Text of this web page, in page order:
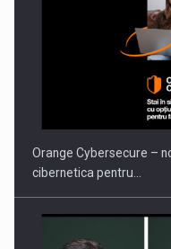
PUTTING ROMANIAN
INTERNATIONAL
Orange Cybersecure –
cibernetica pentru…